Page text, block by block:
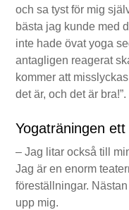
och sa tyst för mig
bästa jag kunde med
inte hade övat yoga
antagligen reagerat
kommer att
det är, och det är bra!”.
Yogaträningen
– Jag litar också till
Jag är en enorm
föreställningar.
upp mig.